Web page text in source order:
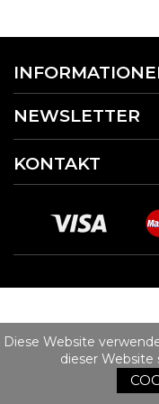
NEWSLETTER
KONTAKT
Diese Website
dieser